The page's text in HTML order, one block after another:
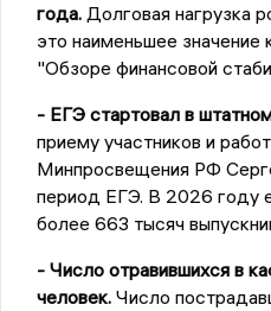
года. Долговая нагрузка
это наименьшее значение
"Обзоре финансовой
- ЕГЭ стартовал в
приему участников и
Минпросвещения РФ
период ЕГЭ. В 2026 году
более 663 тысяч
- Число отравившихся в
человек.Число